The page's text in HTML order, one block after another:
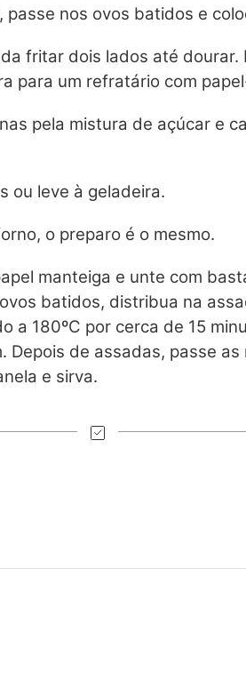
passe nos ovos batidos e
fritar dois lados até dourar.
para um refratário com
pela mistura de açúcar e
ou leve à geladeira.
o preparo é o mesmo.
manteiga e unte com
batidos, distribua na
a 180ºC por cerca de 15
Depois de assadas, passe
e sirva.